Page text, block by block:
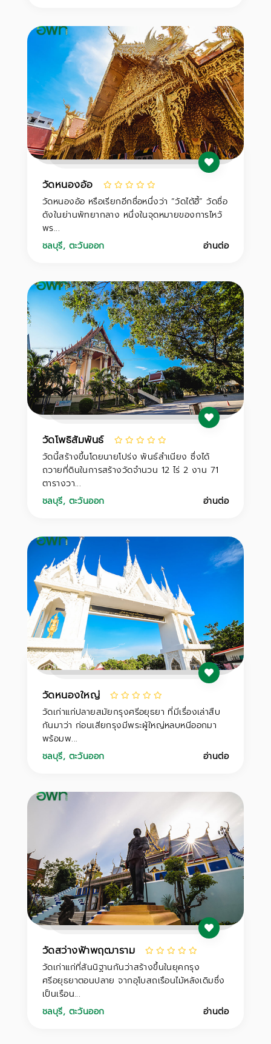
วัดหนองอ้อ
วัดหนองอ้อ หรือเรียกอีกชื่อหนึ่งว่า “วัดไต้ฮี้” วัดชื่อ
ดังในย่านพัทยากลาง หนึ่งในจุดหมายของการไหว้
พร...
ชลบุรี, ตะวันออก อ่านต่อ
วัดโพธิสัมพันธ์
วัดนี้สร้างขึ้นโดยนายโปร่ง พันธ์สำเนียง ซึ่งได้
ถวายที่ดินในการสร้างวัดจำนวน 12 ไร่ 2 งาน 71
ตารางวา...
ชลบุรี, ตะวันออก อ่านต่อ
วัดหนองใหญ่
วัดเก่าแก่ปลายสมัยกรุงศรีอยุธยา ที่มีเรื่องเล่าสืบ
กันมาว่า ก่อนเสียกรุงมีพระผู้ใหญ่หลบหนีออกมา
พร้อมพ...
ชลบุรี, ตะวันออก อ่านต่อ
วัดสว่างฟ้าพฤฒาราม
วัดเก่าแก่ที่สันนิฐานกันว่าสร้างขึ้นในยุคกรุง
ศรีอยุธยาตอนปลาย จากอุโบสถเรือนไม้หลังเดิมซึ่ง
เป็นเรือน...
ชลบุรี, ตะวันออก อ่านต่อ